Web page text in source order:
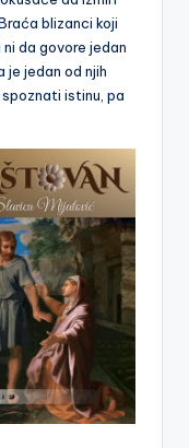
blizanci koji
da govore jedan
je jedan od njih
istinu, pa